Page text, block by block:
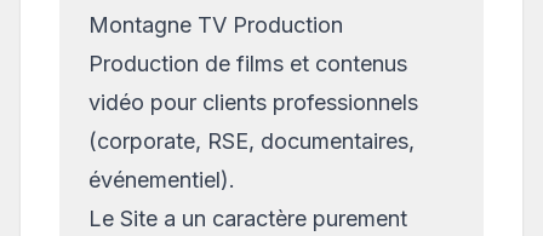
Montagne TV Production
Production de films et contenus
vidéo pour clients professionnels
(corporate, RSE, documentaires,
événementiel).
Le Site a un caractère purement